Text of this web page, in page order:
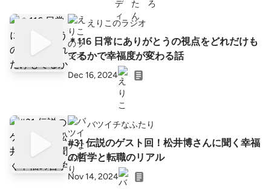
えりこのラジオ
＊116 日常にありがとうの視点をどれだけも
てるかで幸福度が変わる話
Dec 16, 2024
バツイチなふたり
#31 伝説のゲスト回！松井博さんに聞く幸福
の哲学と転職のリアル
Nov 14, 2024